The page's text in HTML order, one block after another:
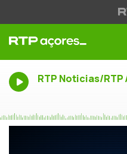
RTP Noticias/RTP